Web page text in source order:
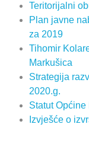
Teritorijalni
Plan javne
za 2019
Tihomir
Markušica
Strategija
2020.g.
Statut Općine
Izvješće o